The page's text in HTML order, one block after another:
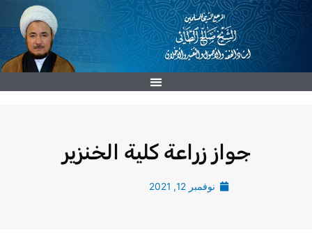
تخطي
جواز زراعة كلية الخنزير
نوفمبر 12, 2021